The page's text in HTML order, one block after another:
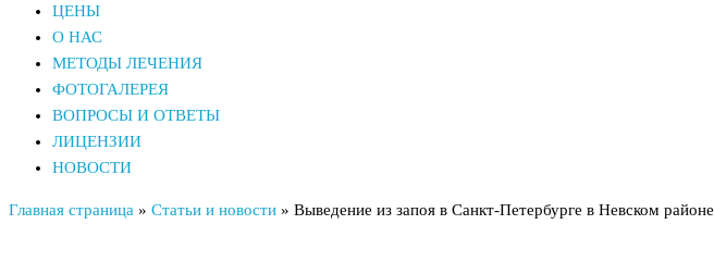
ЦЕНЫ
О НАС
МЕТОДЫ ЛЕЧЕНИЯ
ФОТОГАЛЕРЕЯ
ВОПРОСЫ И ОТВЕТЫ
ЛИЦЕНЗИИ
НОВОСТИ
Главная страница » Статьи и новости » Выведение из запоя в Санкт-Петербурге в Невском районе